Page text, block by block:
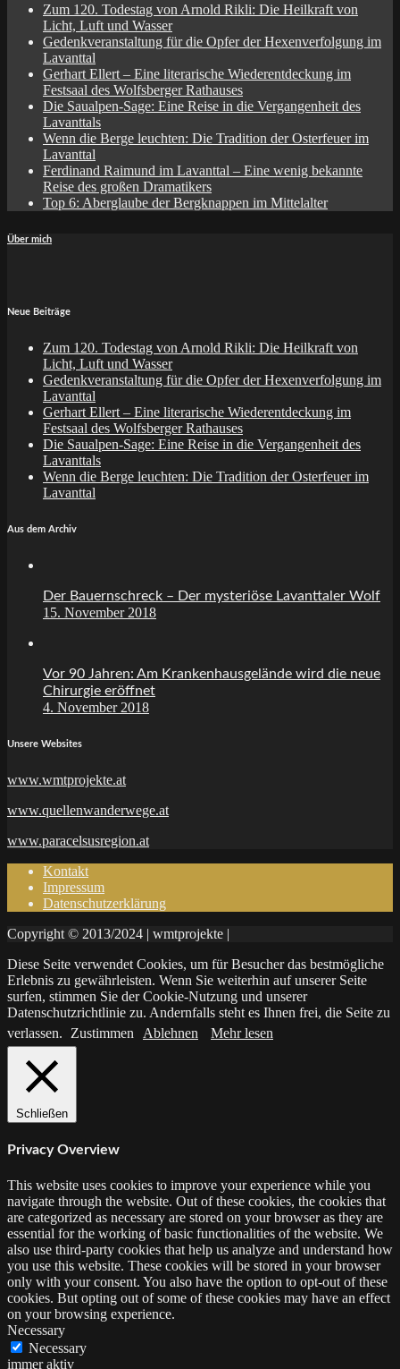
Zum 120. Todestag von Arnold Rikli: Die Heilkraft von
Licht, Luft und Wasser
Gedenkveranstaltung für die Opfer der Hexenverfolgung im
Lavanttal
Gerhart Ellert – Eine literarische Wiederentdeckung im
Festsaal des Wolfsberger Rathauses
Die Saualpen-Sage: Eine Reise in die Vergangenheit des
Lavanttals
Wenn die Berge leuchten: Die Tradition der Osterfeuer im
Lavanttal
Ferdinand Raimund im Lavanttal – Eine wenig bekannte
Reise des großen Dramatikers
Top 6: Aberglaube der Bergknappen im Mittelalter
Über mich
Neue Beiträge
Zum 120. Todestag von Arnold Rikli: Die Heilkraft von
Licht, Luft und Wasser
Gedenkveranstaltung für die Opfer der Hexenverfolgung im
Lavanttal
Gerhart Ellert – Eine literarische Wiederentdeckung im
Festsaal des Wolfsberger Rathauses
Die Saualpen-Sage: Eine Reise in die Vergangenheit des
Lavanttals
Wenn die Berge leuchten: Die Tradition der Osterfeuer im
Lavanttal
Aus dem Archiv
Der Bauernschreck – Der mysteriöse Lavanttaler Wolf
15. November 2018
Vor 90 Jahren: Am Krankenhausgelände wird die neue
Chirurgie eröffnet
4. November 2018
Unsere Websites
www.wmtprojekte.at
www.quellenwanderwege.at
www.paracelsusregion.at
Kontakt
Impressum
Datenschutzerklärung
Copyright © 2013/2024 | wmtprojekte |
Diese Seite verwendet Cookies, um für Besucher das bestmögliche
Erlebnis zu gewährleisten. Wenn Sie weiterhin auf unserer Seite
surfen, stimmen Sie der Cookie-Nutzung und unserer
Datenschutzrichtlinie zu. Andernfalls steht es Ihnen frei, die Seite zu
verlassen.
Zustimmen Ablehnen Mehr lesen
Schließen
Privacy Overview
This website uses cookies to improve your experience while you
navigate through the website. Out of these cookies, the cookies that
are categorized as necessary are stored on your browser as they are
essential for the working of basic functionalities of the website. We
also use third-party cookies that help us analyze and understand how
you use this website. These cookies will be stored in your browser
only with your consent. You also have the option to opt-out of these
cookies. But opting out of some of these cookies may have an effect
on your browsing experience.
Necessary
Necessary
immer aktiv